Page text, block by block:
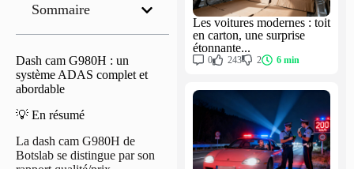
Sommaire
Dash cam G980H : un
système ADAS complet et
abordable
💡 En résumé
La dash cam G980H de
Botslab se distingue par son
Les voitures modernes : toit
en carton, une surprise
étonnante...
0 243 2 6 min